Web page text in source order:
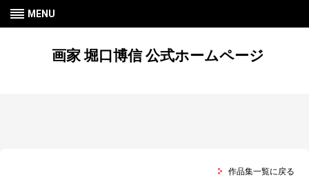
MENU
画家 堀口博信 公式ホームページ
作品集一覧に戻る